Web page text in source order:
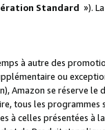
Standard »).
à autre des
ou
Amazon se réserve
tous les
à celles présentées à